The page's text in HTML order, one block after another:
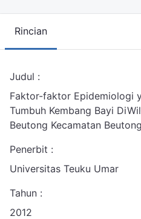
Rincian
Judul :
Faktor-faktor Epidemiologi
Tumbuh Kembang Bayi
Beutong Kecamatan
Penerbit :
Universitas Teuku Umar
Tahun :
2012